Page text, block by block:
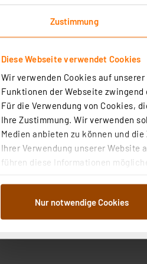
Zustimmung
Diese Webseite verwendet Cookies
Wir verwenden Cookies auf
Funktionen der Webseite
Für die Verwendung von Cookies,
Ihre Zustimmung. Wir verwenden
Medien anbieten zu können und
Ihrer Verwendung unserer Website
führen diese Informationen
Weiterverarbeitung für die
Abs.1a DSG-VO) zu. Eine
Nur notwendige Cookies